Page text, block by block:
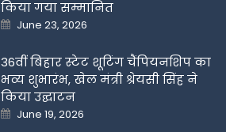
किया गया सम्मानित
Posted
on
June 23, 2026
36वीं बिहार स्टेट शूटिंग चैंपियनशिप का
भव्य शुभारंभ, खेल मंत्री श्रेयसी सिंह ने
किया उद्घाटन
Posted
on
June 19, 2026